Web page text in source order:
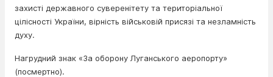
захисті державного суверенітету та територіальної
цілісності України, вірність військовій присязі та незламність
духу.
Нагрудний знак «За оборону Луганського аеропорту»
(посмертно).